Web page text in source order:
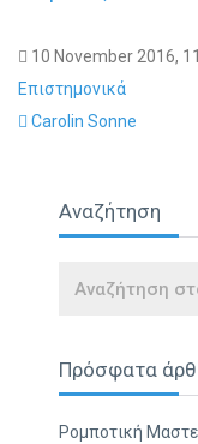
10 November 2016,
Επιστημονικά
Carolin Sonne
Αναζήτηση
Πρόσφατα
Ρομποτική